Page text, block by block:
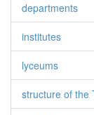
departments
institutes
lyceums
structure of the